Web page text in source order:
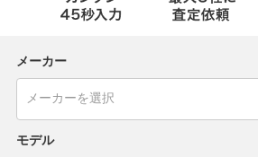
メーカー
モデル